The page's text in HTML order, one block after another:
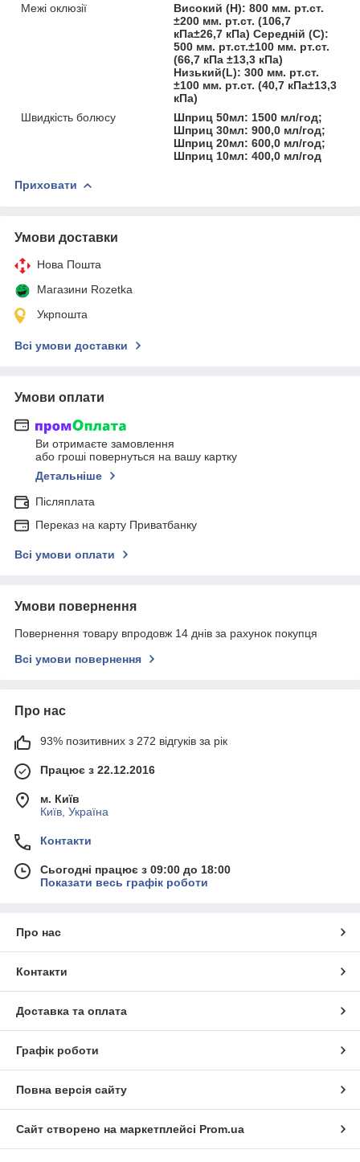
Межі оклюзії
Високий (H): 800 мм. рт.ст.
±200 мм. рт.ст. (106,7
кПа±26,7 кПа) Середній (C):
500 мм. рт.ст.±100 мм. рт.ст.
(66,7 кПа ±13,3 кПа)
Низький(L): 300 мм. рт.ст.
±100 мм. рт.ст. (40,7 кПа±13,3
кПа)
Швидкість болюсу
Шприц 50мл: 1500 мл/год;
Шприц 30мл: 900,0 мл/год;
Шприц 20мл: 600,0 мл/год;
Шприц 10мл: 400,0 мл/год
Приховати
Умови доставки
Нова Пошта
Магазини Rozetka
Укрпошта
Всі умови доставки
Умови оплати
Ви отримаєте замовлення
або гроші повернуться на вашу картку
Детальніше
Післяплата
Переказ на карту Приватбанку
Всі умови оплати
Умови повернення
Повернення товару впродовж 14 днів за рахунок покупця
Всі умови повернення
Про нас
93% позитивних з 272 відгуків за рік
Працює з 22.12.2016
м. Київ
Київ, Україна
Контакти
Сьогодні працює з 09:00 до 18:00
Показати весь графік роботи
Про нас
Контакти
Доставка та оплата
Графік роботи
Повна версія сайту
Сайт створено на маркетплейсі Prom.ua